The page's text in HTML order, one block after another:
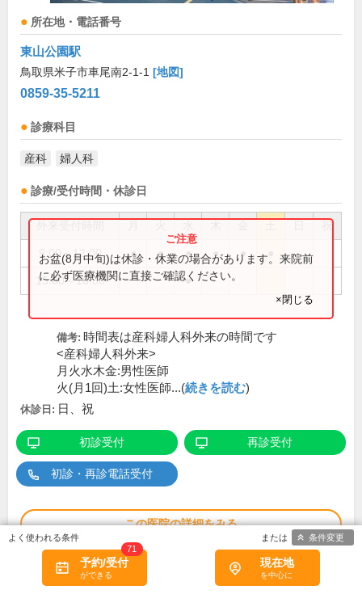
所在地・電話番号
東山公園駅
鳥取県米子市車尾南2-1-1 [地図]
0859-35-5211
診療科目
産科 婦人科
診療/受付時間・休診日
祝
9:00～12:00 ● ● ● ● ●
15:00～18:30 ●
お盆(8月中旬)は休診・休業の場合があります。来院前
に必ず医療機関に直接ご確認ください。
×閉じる
備考: 時間表は産科婦人科外来の時間です
<産科婦人科外来>
月火水木金:男性医師
火(月1回)土:女性医師...(続きを読む)
休診日: 日、祝
初診受付 再診受付
初診・再診電話受付
この医院の詳細をみる
アクセス数 予約/受付
71
現在地
条件変更